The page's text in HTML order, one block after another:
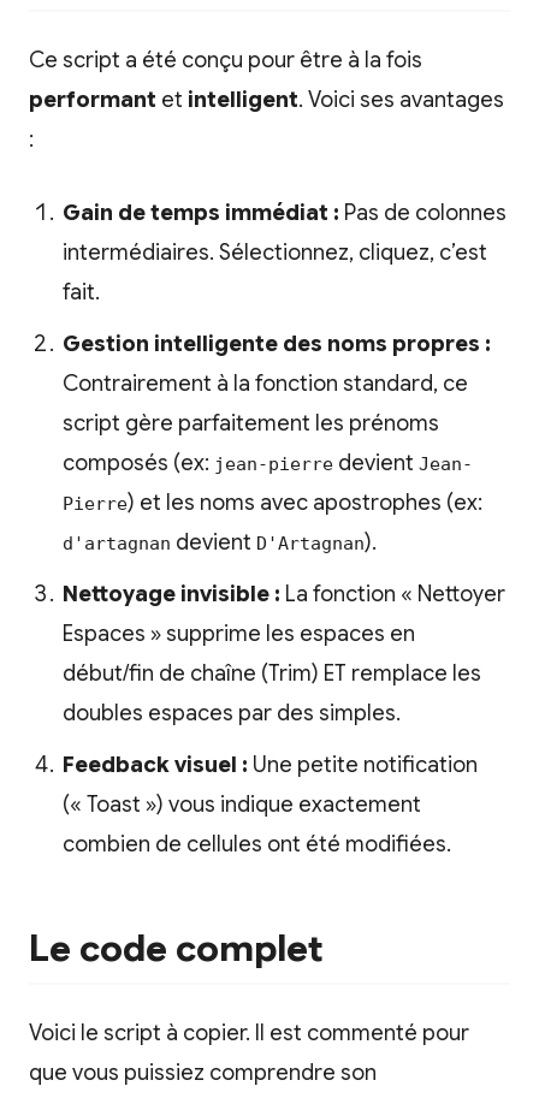
Ce script a été conçu pour être à la fois
performant et intelligent. Voici ses avantages
:
Gain de temps immédiat : Pas de colonnes
intermédiaires. Sélectionnez, cliquez, c’est
fait.
Gestion intelligente des noms propres :
Contrairement à la fonction standard, ce
script gère parfaitement les prénoms
composés (ex: jean-pierre devient Jean-
Pierre) et les noms avec apostrophes (ex:
d'artagnan devient D'Artagnan).
Nettoyage invisible : La fonction « Nettoyer
Espaces » supprime les espaces en
début/fin de chaîne (Trim) ET remplace les
doubles espaces par des simples.
Feedback visuel : Une petite notification
(« Toast ») vous indique exactement
combien de cellules ont été modifiées.
Le code complet
Voici le script à copier. Il est commenté pour
que vous puissiez comprendre son